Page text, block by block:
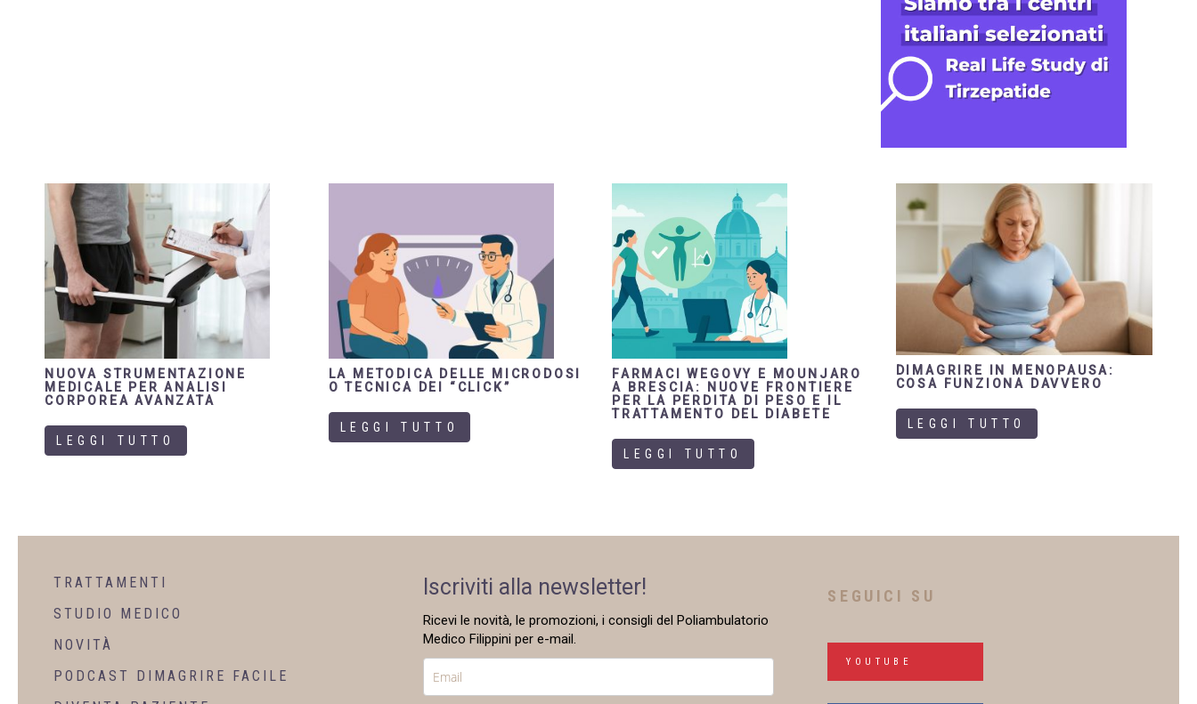
NUOVA STRUMENTAZIONE
MEDICALE PER ANALISI
CORPOREA AVANZATA
LEGGI TUTTO
LA METODICA DELLE MICRODOSI
O TECNICA DEI “CLICK”
LEGGI TUTTO
FARMACI WEGOVY E MOUNJARO
A BRESCIA: NUOVE FRONTIERE
PER LA PERDITA DI PESO E IL
TRATTAMENTO DEL DIABETE
LEGGI TUTTO
DIMAGRIRE IN MENOPAUSA:
COSA FUNZIONA DAVVERO
LEGGI TUTTO
TRATTAMENTI
STUDIO MEDICO
NOVITÀ
PODCAST DIMAGRIRE FACILE
Iscriviti alla newsletter!
Ricevi le novità, le promozioni, i consigli del Poliambulatorio
Medico Filippini per e-mail.
SEGUICI SU
YOUTUBE